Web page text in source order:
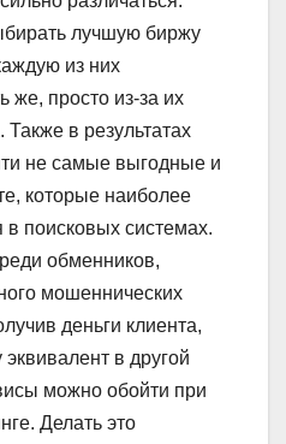
лучшую биржу
из них
же, просто из-за их
Также в результатах
не самые выгодные и
которые наиболее
в поисковых системах.
обменников,
мошеннических
деньги клиента,
в другой
можно обойти при
Делать это